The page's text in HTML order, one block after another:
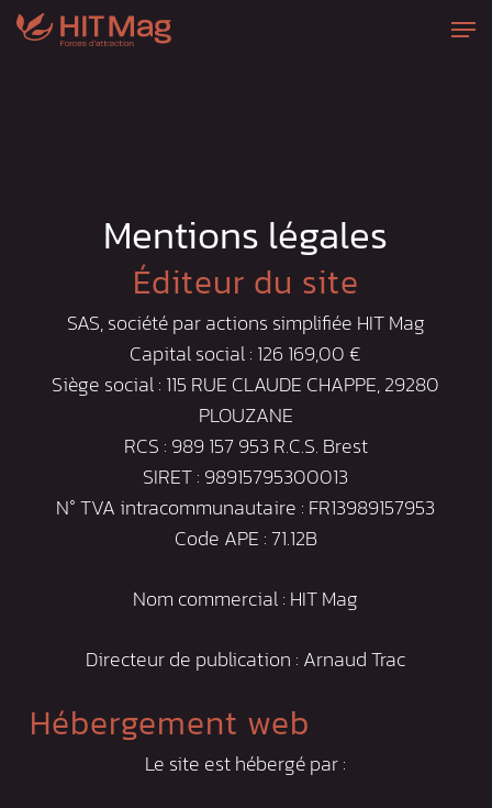
Passer
Mentions légales
Éditeur du site
SAS, société par actions simplifiée HIT Mag
Capital social : 126 169,00 €
Siège social : 115 RUE CLAUDE CHAPPE, 29280
PLOUZANE
RCS : 989 157 953 R.C.S. Brest
SIRET : 98915795300013
N° TVA intracommunautaire : FR13989157953
Code APE :71.12B
Nom commercial : HIT Mag
Directeur de publication : Arnaud Trac
Hébergement web
Le site est hébergé par :